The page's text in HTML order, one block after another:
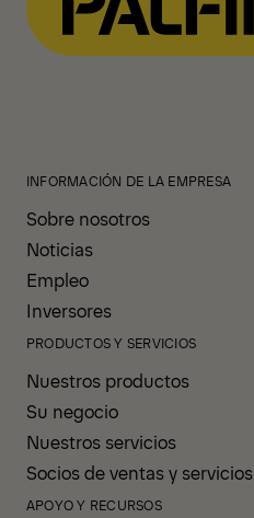
INFORMACIÓN DE LA EMPRESA
Sobre nosotros
Noticias
Empleo
Inversores
PRODUCTOS Y SERVICIOS
Nuestros productos
Su negocio
Nuestros servicios
Socios de ventas y servicios
APOYO Y RECURSOS